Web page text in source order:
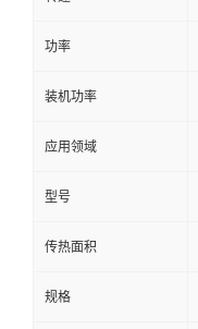
功率
装机功率
应用领域
型号
传热面积
规格